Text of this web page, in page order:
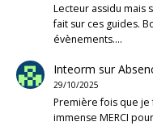
Lecteur assidu mais
fait sur ces guides.
évènements.…
Inteorm sur
29/10/2025
Première fois que je
immense MERCI